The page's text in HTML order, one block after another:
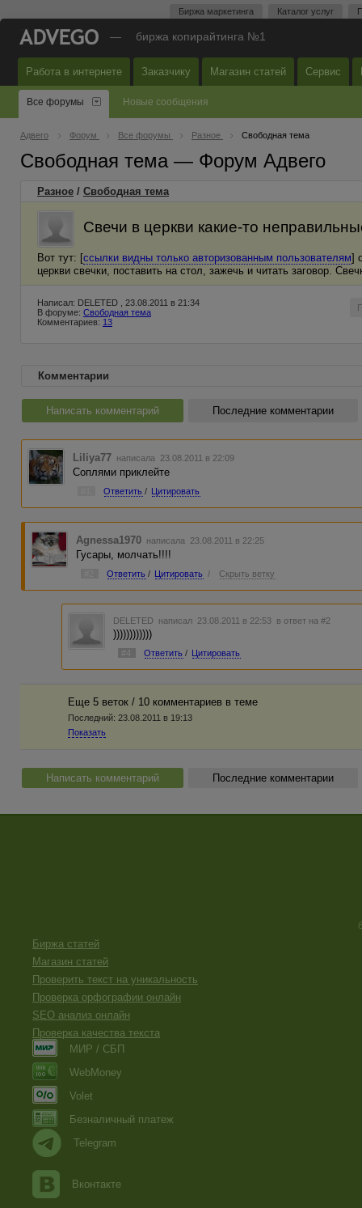
Биржа маркетинга Каталог услуг
— биржа копирайтинга №1
Работа в интернете Заказчику Магазин статей Сервис
Все форумы Новые сообщения
Адвего Форум Все форумы Разное Свободная тема
Свободная тема — Форум Адвего
Разное / Свободная тема
Свечи в церкви какие-то
Вот тут: [ссылки видны только авторизованным пользователям]
церкви свечки, поставить на стол, зажечь и читать заговор.
Написал: DELETED , 23.08.2011 в 21:34
В форуме: Свободная тема
Комментариев: 13
Комментарии
Написать комментарий Последние комментарии
Liliya77 написала 23.08.2011 в 22:09
Соплями приклейте
Ответить / Цитировать
Agnessa1970 написала 23.08.2011 в 22:25
Гусары, молчать!!!!
Ответить / Цитировать / Скрыть ветку
DELETED написал 23.08.2011 в 22:53 в ответ на #2
))))))))))))
#4 Ответить / Цитировать
Еще 5 веток / 10 комментариев в темe
Последний: 23.08.2011 в 19:13
Показать
Написать комментарий Последние комментарии
Биржа статей
Магазин статей
Проверить текст на уникальность
Проверка орфографии онлайн
SEO анализ онлайн
Проверка качества текста
МИР / СБП
WebMoney
Volet
Безналичный платеж
Telegram
Вконтакте